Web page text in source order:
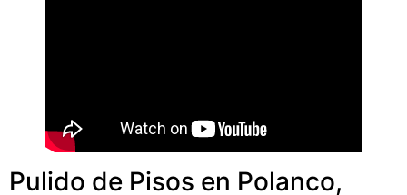
Pulido de Pisos en Polanco,